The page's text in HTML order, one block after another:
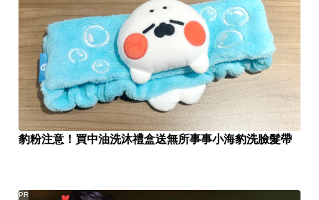
豹粉注意！買中油洗沐禮盒送無所事事小海豹洗臉髮帶
PR